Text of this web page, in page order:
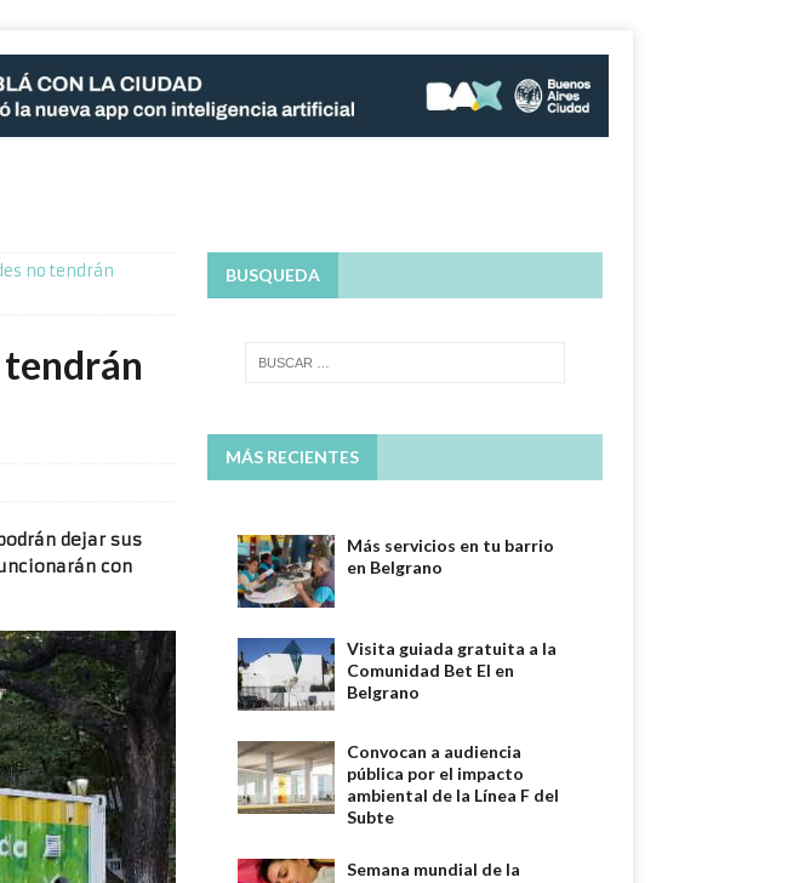
no tendrán
tendrán
dejar sus
con
BUSQUEDA
MÁS RECIENTES
Más servicios en tu barrio
en Belgrano
Visita guiada gratuita a la
Comunidad Bet El en
Belgrano
Convocan a audiencia
pública por el impacto
ambiental de la Línea F del
Subte
Semana mundial de la